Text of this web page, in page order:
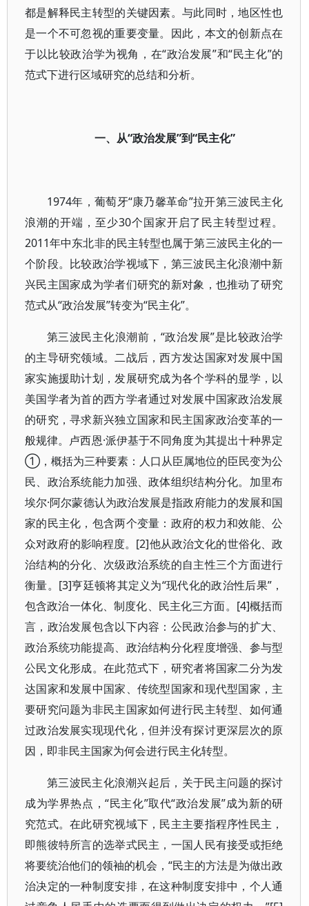
都是解释民主转型的关键因素。与此同时，地区性也
是一个不可忽视的重要变量。因此，本文的创新点在
于以比较政治学为视角，在“政治发展”和“民主化”的
范式下进行区域研究的总结和分析。
一、从“政治发展”到“民主化”
1974年，葡萄牙“康乃馨革命”拉开第三波民主化
浪潮的开端，至少30个国家开启了民主转型过程。
2011年中东北非的民主转型也属于第三波民主化的一
个阶段。比较政治学视域下，第三波民主化浪潮中新
兴民主国家成为学者们研究的新对象，也推动了研究
范式从“政治发展”转变为“民主化”。
第三波民主化浪潮前，“政治发展”是比较政治学
的主导研究领域。二战后，西方发达国家对发展中国
家实施援助计划，发展研究成为各个学科的显学，以
美国学者为首的西方学者通过对发展中国家政治发展
的研究，寻求新兴独立国家和民主国家政治变革的一
般规律。卢西恩·派伊基于不同角度为其提出十种界定
①，概括为三种要素：人口从臣属地位的臣民变为公
民、政治系统能力加强、政体组织结构分化。加里布
埃尔·阿尔蒙德认为政治发展是指政府能力的发展和国
家的民主化，包含两个变量：政府的权力和效能、公
众对政府的影响程度。[2]他从政治文化的世俗化、政
治结构的分化、次级政治系统的自主性三个方面进行
衡量。[3]亨廷顿将其定义为“现代化的政治性后果”，
包含政治一体化、制度化、民主化三方面。[4]概括而
言，政治发展包含以下内容：公民政治参与的扩大、
政治系统功能提高、政治结构分化程度增强、参与型
公民文化形成。在此范式下，研究者将国家二分为发
达国家和发展中国家、传统型国家和现代型国家，主
要研究问题为非民主国家如何进行民主转型、如何通
过政治发展实现现代化，但并没有探讨更深层次的原
因，即非民主国家为何会进行民主化转型。
第三波民主化浪潮兴起后，关于民主问题的探讨
成为学界热点，“民主化”取代“政治发展”成为新的研
究范式。在此研究视域下，民主主要指程序性民主，
即熊彼特所言的选举式民主，一国人民有接受或拒绝
将要统治他们的领袖的机会，“民主的方法是为做出政
治决定的一种制度安排，在这种制度安排中，个人通